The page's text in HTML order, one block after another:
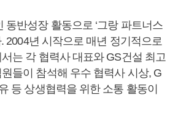
동반성장 활동으로 ‘그랑 파트너스
2004년 시작으로 매년 정기적으로
는 각 협력사 대표와 GS건설 최고
들이 참석해 우수 협력사 시상, G
등 상생협력을 위한 소통 활동이